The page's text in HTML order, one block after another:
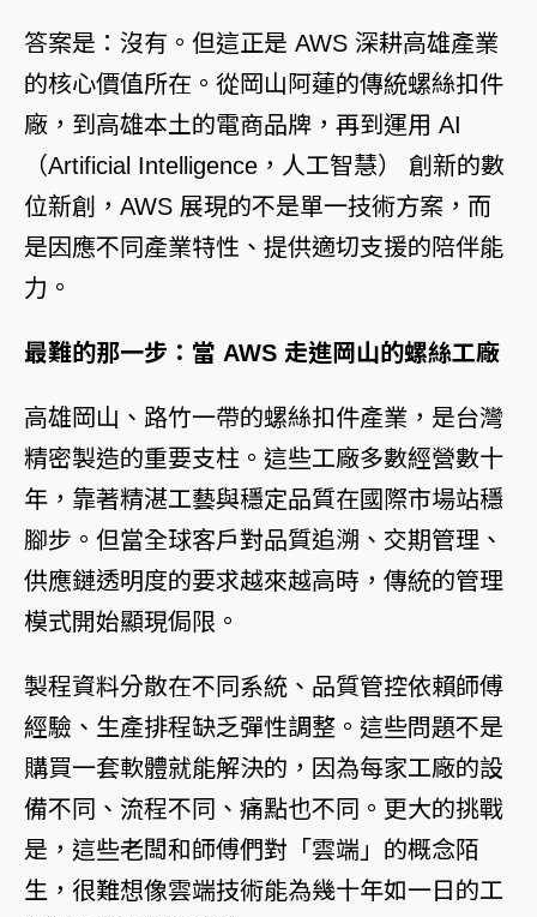
答案是：沒有。但這正是 AWS 深耕高雄產業
的核心價值所在。從岡山阿蓮的傳統螺絲扣件
廠，到高雄本土的電商品牌，再到運用 AI
（Artificial Intelligence，人工智慧） 創新的數
位新創，AWS 展現的不是單一技術方案，而
是因應不同產業特性、提供適切支援的陪伴能
力。
最難的那一步：當 AWS 走進岡山的螺絲工廠
高雄岡山、路竹一帶的螺絲扣件產業，是台灣
精密製造的重要支柱。這些工廠多數經營數十
年，靠著精湛工藝與穩定品質在國際市場站穩
腳步。但當全球客戶對品質追溯、交期管理、
供應鏈透明度的要求越來越高時，傳統的管理
模式開始顯現侷限。
製程資料分散在不同系統、品質管控依賴師傅
經驗、生產排程缺乏彈性調整。這些問題不是
購買一套軟體就能解決的，因為每家工廠的設
備不同、流程不同、痛點也不同。更大的挑戰
是，這些老闆和師傅們對「雲端」的概念陌
生，很難想像雲端技術能為幾十年如一日的工